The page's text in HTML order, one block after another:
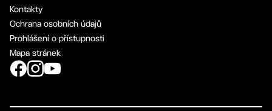
Kontakty
Ochrana osobních údajů
Prohlášení o přístupnosti
Mapa stránek